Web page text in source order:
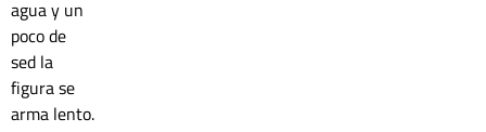
agua y un
poco de
sed la
figura se
arma lento.